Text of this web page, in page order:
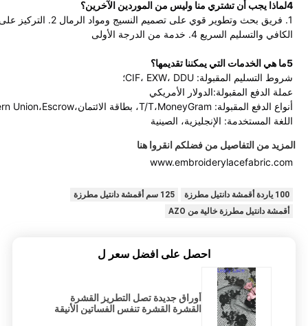
4لماذا يجب أن تشتري منا وليس من الموردين الآخرين؟
الكافي والتسليم السريع 4. خدمة من الدرجة الأولى
5ما هي الخدمات التي يمكننا تقديمها؟
شروط التسليم المقبولة: CIF، EXW، DDU؛
عملة الدفع المقبولة:الدولار الأمريكي
أنواع الدفع المقبولة: T/T،MoneyGram، بطاقة الائتمان،PayPal،Western Union،Escrow؛
اللغة المستخدمة: الإنجليزية، الصينية
المزيد من التفاصيل من فضلكم انقروا هنا
www.embroiderylacefabric.com
100 ياردة أقمشة دانتيل مطرزة
125 سم أقمشة دانتيل مطرزة
أقمشة دانتيل مطرزة خالية من AZO
احصل على افضل سعر ل
أوراق جديدة تصل التطريز القشرة
القشرة القشرة تنفس الفساتين الأنيقة